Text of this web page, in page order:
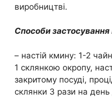
виробництві.
Способи
– настій кмину: 1-2
1 склянкою окропу,
закритому посуді,
склянки 3 рази на день